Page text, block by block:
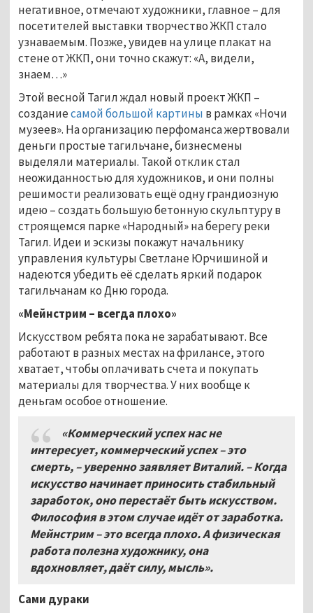
негативное, отмечают художники, главное – для
посетителей выставки творчество ЖКП стало
узнаваемым. Позже, увидев на улице плакат на
стене от ЖКП, они точно скажут: «А, видели,
знаем…»
Этой весной Тагил ждал новый проект ЖКП –
созданиесамой большой картины в рамках «Ночи
музеев». На организацию перфоманса жертвовали
деньги простые тагильчане, бизнесмены
выделяли материалы. Такой отклик стал
неожиданностью для художников, и они полны
решимости реализовать ещё одну грандиозную
идею – создать большую бетонную скульптуру в
строящемся парке «Народный» на берегу реки
Тагил. Идеи и эскизы покажут начальнику
управления культуры Светлане Юрчишиной и
надеются убедить её сделать яркий подарок
тагильчанам ко Дню города.
«Мейнстрим – всегда плохо»
Искусством ребята пока не зарабатывают. Все
работают в разных местах на фрилансе, этого
хватает, чтобы оплачивать счета и покупать
материалы для творчества. У них вообще к
деньгам особое отношение.
«Коммерческий успех нас не
интересует, коммерческий успех – это
смерть, – уверенно заявляет Виталий. – Когда
искусство начинает приносить стабильный
заработок, оно перестаёт быть искусством.
Философия в этом случае идёт от заработка.
Мейнстрим – это всегда плохо. А физическая
работа полезна художнику, она
вдохновляет, даёт силу, мысль».
Сами дураки